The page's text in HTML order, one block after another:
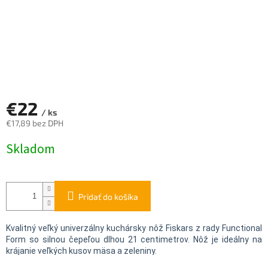
€22 / ks
€17,89 bez DPH
cena:
Skladom
Pridať do košíka
Kvalitný veľký univerzálny kuchársky nôž Fiskars z rady Functional
Form so silnou čepeľou dlhou 21 centimetrov. Nôž je ideálny na
krájanie veľkých kusov mäsa a zeleniny.